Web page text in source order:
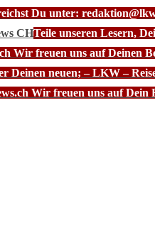
Du unter:
CHTeile unseren Lesern,
Wir freuen uns auf Deinen
Deinen neuen; – LKW –
Wir freuen uns auf Dein